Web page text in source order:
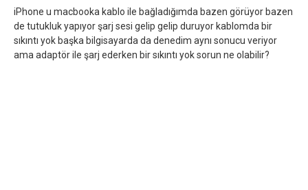
iPhone u macbooka kablo ile bağladığımda bazen görüyor bazen
de tutukluk yapıyor şarj sesi gelip gelip duruyor kablomda bir
sıkıntı yok başka bilgisayarda da denedim aynı sonucu veriyor
ama adaptör ile şarj ederken bir sıkıntı yok sorun ne olabilir?